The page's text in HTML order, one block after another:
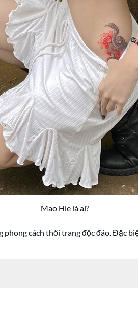
Mao Hie là ai?
cách thời trang độc đáo. Đặc